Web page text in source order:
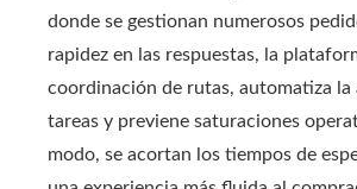
donde se gestionan numerosos
rapidez en las respuestas, la
coordinación de rutas, automatiza la
tareas y previene saturaciones
modo, se acortan los tiempos de